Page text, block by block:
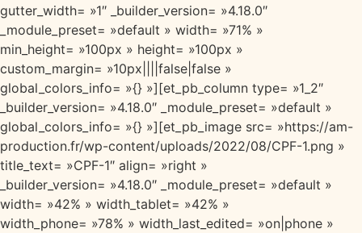
gutter_width= »1″ _builder_version= »4.18.0″
_module_preset= »default » width= »71% »
min_height= »100px » height= »100px »
custom_margin= »10px||||false|false »
global_colors_info= »{} »][et_pb_column type= »1_2″
_builder_version= »4.18.0″ _module_preset= »default »
global_colors_info= »{} »][et_pb_image src= »https://am-
production.fr/wp-content/uploads/2022/08/CPF-1.png »
title_text= »CPF-1″ align= »right »
_builder_version= »4.18.0″ _module_preset= »default »
width= »42% » width_tablet= »42% »
width_phone= »78% » width_last_edited= »on|phone »